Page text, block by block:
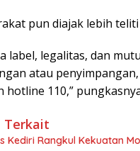
pun diajak lebih
label, legalitas, dan
atau
hotline 110,”
Terkait
Kediri Rangkul Kekuatan